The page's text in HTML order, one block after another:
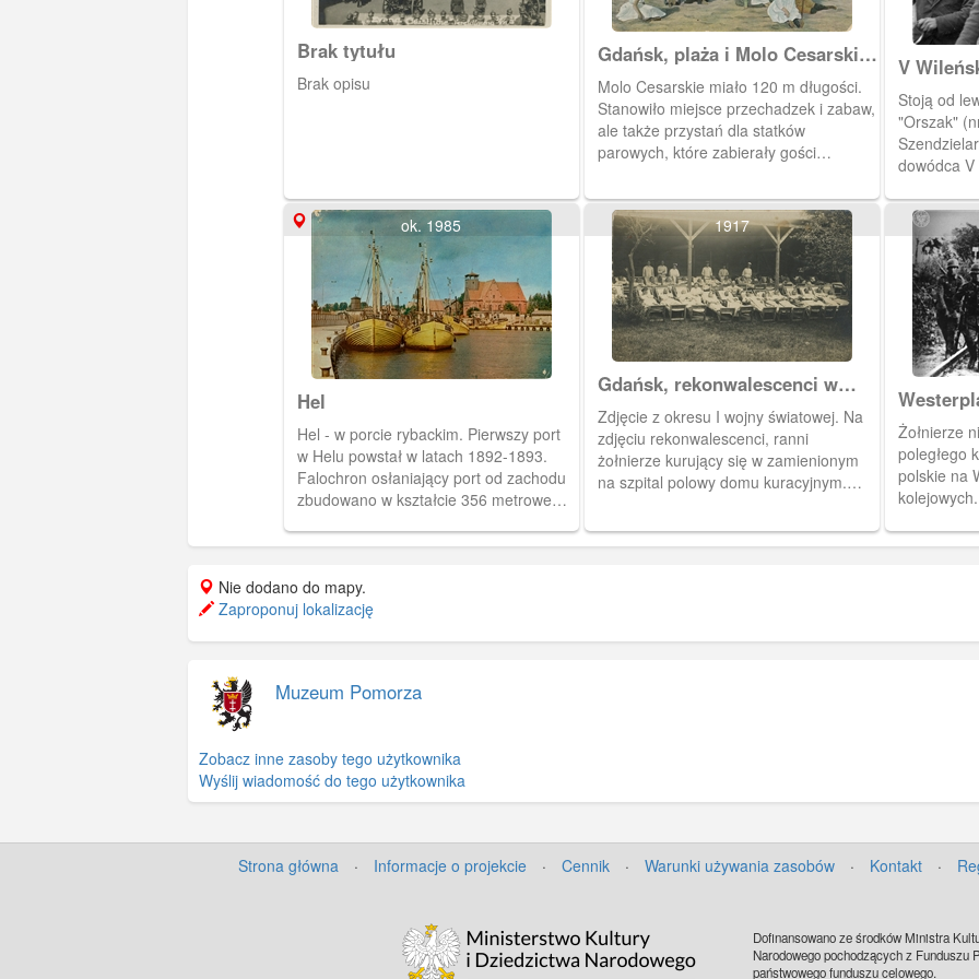
Brak tytułu
Brak opisu
Gdańsk, plaża i Molo Cesarskie
na Westerplatte
Molo Cesarskie miało 120 m długości.
Stanowiło miejsce przechadzek i zabaw,
ale także przystań dla statków
parowych, które zabierały gości
Gdańskiej.
V
Krajowej
Stoją od
"Orszak"
dowódca
adiutant
nieznanej
brygady. Zakaz kopiowania, zasób
dostępny
IPNBU-3-
ok. 1985
Hel
Hel - w porcie rybackim. Pierwszy port
w Helu powstał w latach 1892-1893.
Falochron osłaniający port od zachodu
zbudowano w kształcie 356 metrowego
1917
Gdańsk, rekonwalescenci w
Strauchmuhle
Zdjęcie z okresu I wojny światowej. Na
zdjęciu rekonwalescenci, ranni
żołnierze kurujący się w zamienionym
na szpital polowy domu kuracyjnym.
ataku na
Żołnierze
poległego
polskie na
tkaniny (i
Zakaz
Nie dodano do mapy.
Zaproponuj lokalizację
Muzeum Pomorza
Zobacz inne zasoby tego użytkownika
Wyślij wiadomość do tego użytkownika
Strona główna · Informacje o projekcie · Cennik · Warunki używania zasobów · Kontakt ·
Dofinansowano ze środków Ministra
Narodowego pochodzących z Funduszu
państwowego funduszu celowego.